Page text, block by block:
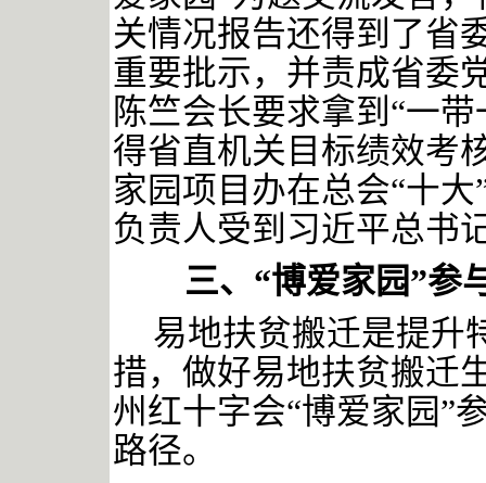
关情况报告还得到了省
重要批示，并责成省委
陈竺会长要求拿到“一
得省直机关目标绩效考
家园项目办在总会“十
负责人受到习近平总书
三、 “博爱家园”参
易地扶贫搬迁是提升
措，做好易地扶贫搬迁
州红十字会“博爱家园”
路径。